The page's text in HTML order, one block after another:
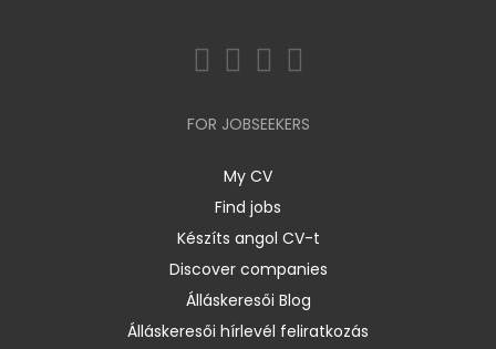
FOR JOBSEEKERS
My CV
Find jobs
Készíts angol CV-t
Discover companies
Álláskeresői Blog
Álláskeresői hírlevél feliratkozás